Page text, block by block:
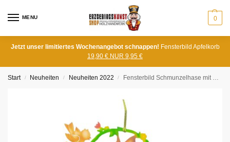
MENU 0
Jetzt unser limitiertes Wochenangebot schnappen! Fensterbild Apfelkorb
19,90 € NUR 9,95 €
Start / Neuheiten / Neuheiten 2022 / Fensterbild Schmunzelhase mit Blume, farbig